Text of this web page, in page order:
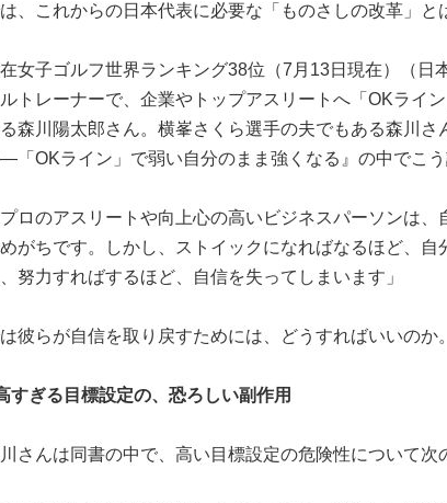
、これからの日本代表に必要な「ものさしの改革」と
女子ゴルフ世界ランキング38位（7月13日現在）（日
トレーナーで、企業やトップアスリートへ「OKライ
森川陽太郎さん。横峯さくら選手の夫でもある森川
「OKライン」で弱い自分のまま強くなる』の中でこう
プロのアスリートや向上心の高いビジネスパーソンは
がちです。しかし、ストイックになればなるほど、
努力すればするほど、自信を失ってしまいます」
彼らが自信を取り戻すためには、どうすればいいのか。
すぎる目標設定の、恐ろしい副作用
さんは同書の中で、高い目標設定の危険性について次